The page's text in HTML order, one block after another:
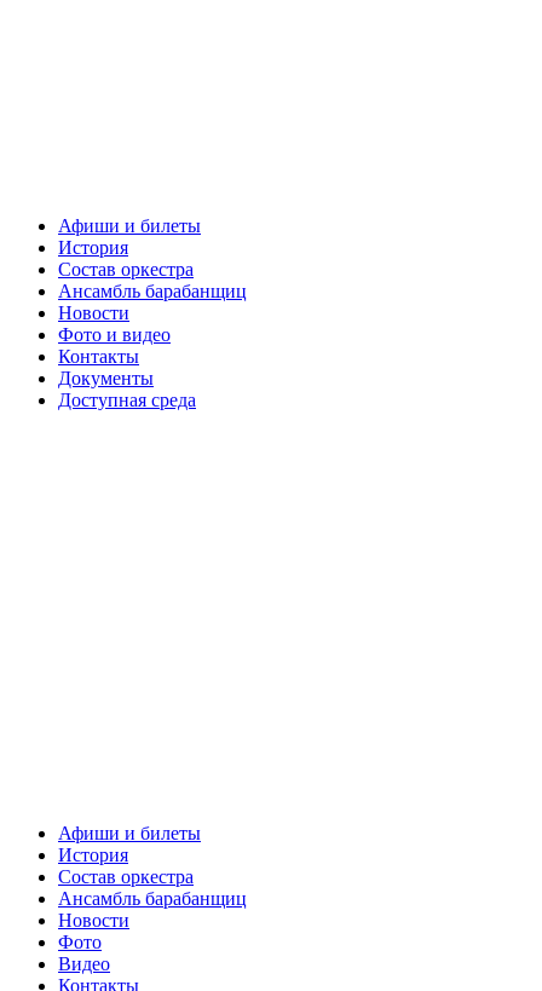
Афиши и билеты
История
Состав оркестра
Ансамбль барабанщиц
Новости
Фото и видео
Контакты
Документы
Доступная среда
Афиши и билеты
История
Состав оркестра
Ансамбль барабанщиц
Новости
Фото
Видео
Контакты